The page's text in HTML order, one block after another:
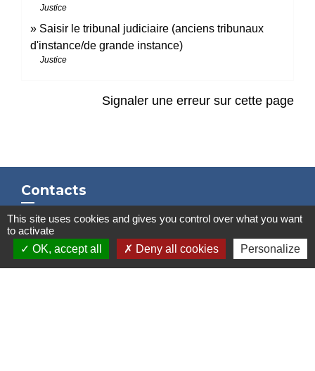
Justice
Saisir le tribunal judiciaire (anciens tribunaux
d'instance/de grande instance)
Justice
Signaler une erreur sur cette page
Contacts
Mairie de Marssac-sur-Tarn
2 Rue Tonimarié
81150 Marssac-sur-Tarn - FRANCE
+33 5 63 55 40 47
This site uses cookies and gives you control over what you want
to activate
OK, accept all
Deny all cookies Personalize